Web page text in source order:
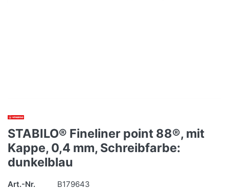
STABILO® Fineliner point 88®, mit
Kappe, 0,4 mm, Schreibfarbe:
dunkelblau
Art.-Nr.
B179643